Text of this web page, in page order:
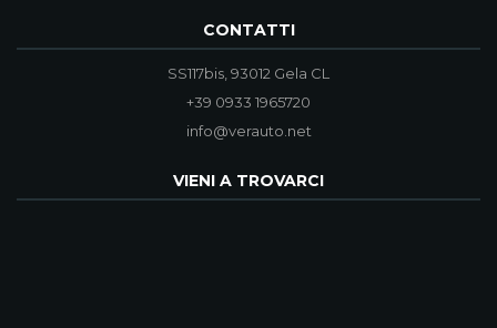
CONTATTI
SS117bis, 93012 Gela CL
+39 0933 1965720
info@verauto.net
VIENI A TROVARCI